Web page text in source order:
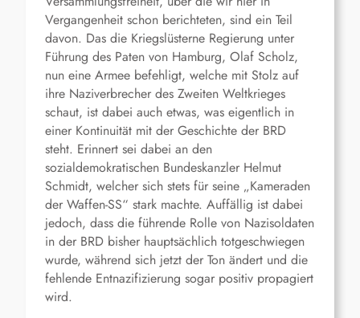
Vergangenheit schon berichteten, sind ein Teil
davon. Das die Kriegslüsterne Regierung unter
Führung des Paten von Hamburg, Olaf Scholz,
nun eine Armee befehligt, welche mit Stolz auf
ihre Naziverbrecher des Zweiten Weltkrieges
schaut, ist dabei auch etwas, was eigentlich in
einer Kontinuität mit der Geschichte der BRD
steht. Erinnert sei dabei an den
sozialdemokratischen Bundeskanzler Helmut
Schmidt, welcher sich stets für seine „Kameraden
der Waffen-SS“ stark machte. Auffällig ist dabei
jedoch, dass die führende Rolle von Nazisoldaten
in der BRD bisher hauptsächlich totgeschwiegen
wurde, während sich jetzt der Ton ändert und die
fehlende Entnazifizierung sogar positiv propagiert
wird.